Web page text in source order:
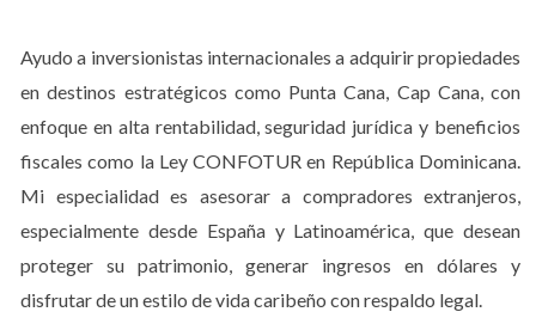
Cuando hablamos de lujo en Cap Cana, nos referimos a
propiedades que ofrecen acabados de primera calidad,
vistas espectaculares y acceso a servicios exclusivos.
Desde villas privadas hasta apartamentos frente al mar,
la oferta inmobiliaria es variada y atractiva. Además,
muchos desarrollos cuentan con amenidades como
campos de golf diseñados por profesionales
reconocidos, spas de clase mundial y restaurantes
Ayudo a inversionistas internacionales a adquirir propiedades
en destinos estratégicos como Punta Cana, Cap Cana, con
enfoque en alta rentabilidad, seguridad jurídica y beneficios
fiscales como la Ley CONFOTUR en República Dominicana.
Mi especialidad es asesorar a compradores extranjeros,
especialmente desde España y Latinoamérica, que desean
proteger su patrimonio, generar ingresos en dólares y
disfrutar de un estilo de vida caribeño con respaldo legal.